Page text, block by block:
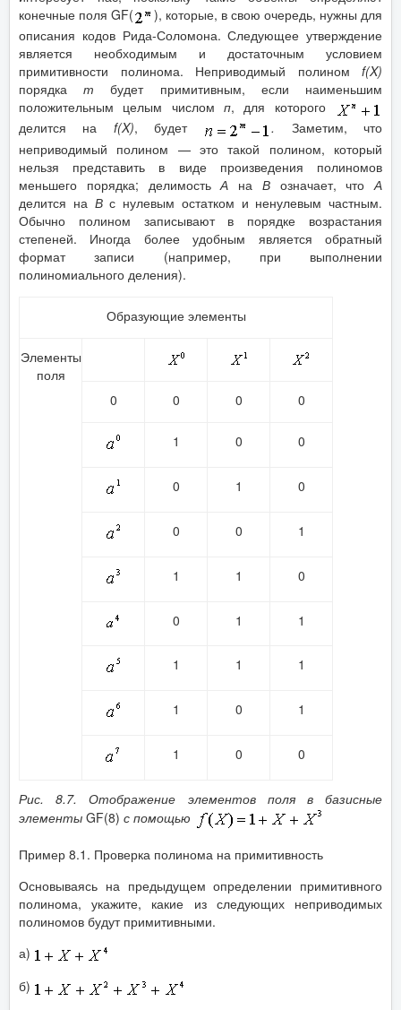
конечные поля GF(
), которые, в свою очередь, нужны для
описания кодов Рида-Соломона. Следующее утверждение
является необходимым и достаточным условием
примитивности полинома. Неприводимый полином f(X)
порядкат будет примитивным, если наименьшим
положительным целым числом п, для которого
делится на f(X), будет .
Заметим, что
неприводимый полином — это такой полином, который
нельзя представить в виде произведения полиномов
меньшего порядка; делимостьА на В означает, что А
делится на Вс нулевым остатком и ненулевым частным.
Обычно полином записывают в порядке возрастания
степеней. Иногда более удобным является обратный
формат записи (например, при выполнении
полиномиального деления).
Образующие элементы
Элементы
поля
0
0 0 0
1 0 0
0 1 0
0 0 1
1 1 0
0 1 1
1 1 1
1 0 1
1 0 0
Рис. 8.7. Отображение элементов поля в базисные
элементы GF(8) с помощью
Пример 8.1. Проверка полинома на примитивность
Основываясь на предыдущем определении примитивного
полинома, укажите, какие из следующих неприводимых
полиномов будут примитивными.
а)
б)